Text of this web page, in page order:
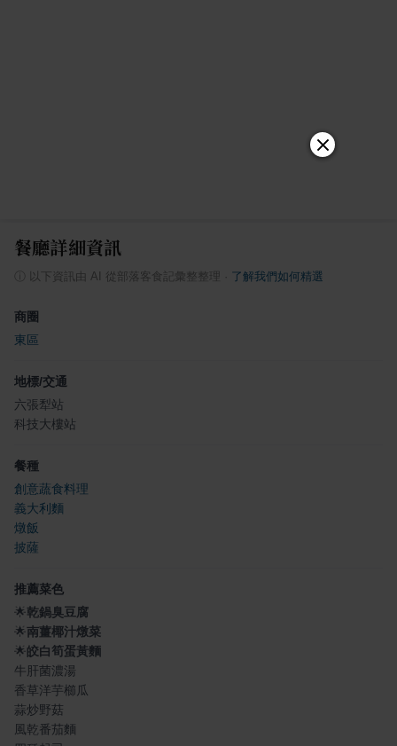
餐廳詳細資訊
ⓘ 以下資訊由 AI 從部落客食記彙整整理 了解我們如何精選
商圈
東區
地標/交通
六張犁站
科技大樓站
餐種
創意蔬食料理
義大利麵
燉飯
披薩
推薦菜色
🌟乾鍋臭豆腐
🌟南薑椰汁燉菜
🌟皎白筍蛋黃麵
牛肝菌濃湯
香草洋芋櫛瓜
蒜炒野菇
風乾番茄麵